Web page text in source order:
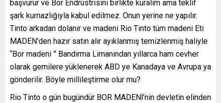
başvurur ve Bor Endrüstrisini birlikte kuralım ama teklif
şark kurnazlığıyla kabul edilmez. Onun yerine ne yapılır.
Tinto arkadan dolanır ve madeni Rio Tinto tüm madeni Eti
MADEN’den hazır satın alır ayıklanmış temizlenmiş haliyle
“Bor madeni ” Bandırma Limanından yıllarca ham cevher
olarak gemilere yüklenerek ABD ye Kanadaya ve Avrupa ya
gönderilir. Böyle millileştirme olur mu?
Rio Tinto o gün bugündür BOR MADENİ’nin devletin elinden